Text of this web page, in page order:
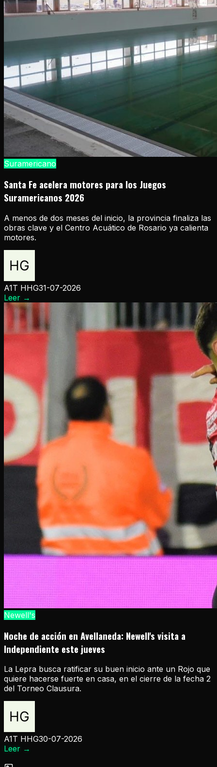
Suramericano
Santa Fe acelera motores para los Juegos
Suramericanos 2026
A menos de dos meses del inicio, la provincia finaliza las
obras clave y el Centro Acuático de Rosario ya calienta
motores.
A1T HHG31-07-2026
Leer →
Newell's
Noche de acción en Avellaneda: Newell's visita a
Independiente este jueves
La Lepra busca ratificar su buen inicio ante un Rojo que
quiere hacerse fuerte en casa, en el cierre de la fecha 2
del Torneo Clausura.
A1T HHG30-07-2026
Leer →